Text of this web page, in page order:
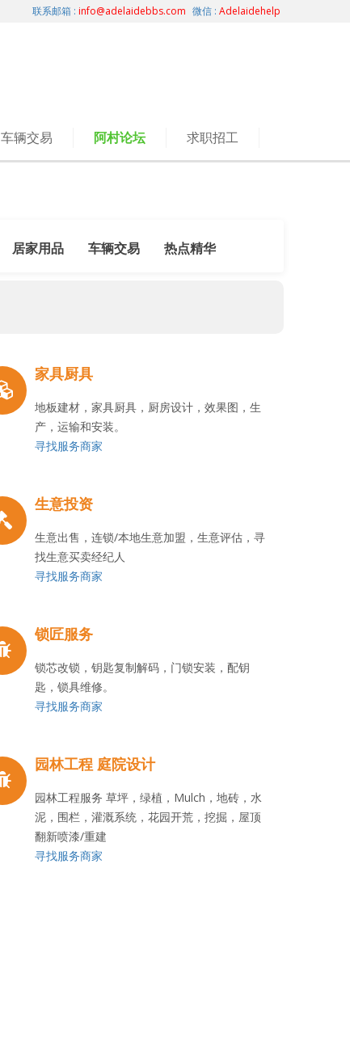
微信 : Adelaidehelp
联系邮箱 : info@adelaidebbs.com
车辆交易 阿村论坛 求职招工
居家用品 车辆交易 热点精华
家具厨具
地板建材，家具厨具，厨房设计，效果图，生
产，运输和安装。
寻找服务商家
生意投资
生意出售，连锁/本地生意加盟，生意评估，寻
找生意买卖经纪人
寻找服务商家
锁匠服务
锁芯改锁，钥匙复制解码，门锁安装，配钥
匙，锁具维修。
寻找服务商家
园林工程 庭院设计
园林工程服务 草坪，绿植，Mulch，地砖，水
泥，围栏，灌溉系统，花园开荒，挖掘，屋顶
翻新喷漆/重建
寻找服务商家